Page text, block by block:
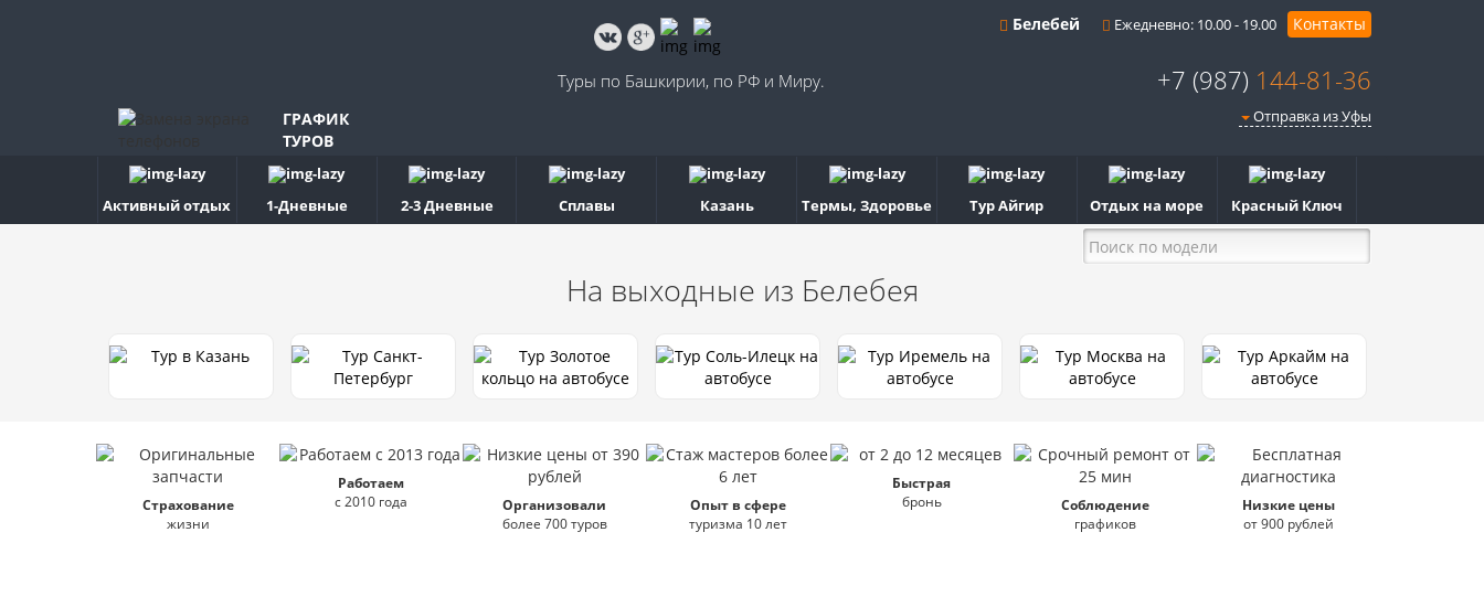
Белебей Ежедневно: 10.00 - 19.00 Контакты
Туры по Башкирии, по РФ и Миру. +7 (987) 144-81-36
ГРАФИК
ТУРОВ
Отправка из Уфы
Активный отдых 1-Дневные 2-3 Дневные Сплавы Казань Термы, Здоровье Тур Айгир Отдых на море Красный Ключ
На выходные из Белебея
Страхование
жизни
Работаем
с 2010 года
Организовали
более 700 туров
Опыт в сфере
туризма 10 лет
Быстрая
бронь
Соблюдение
графиков
Низкие цены
от 900 рублей